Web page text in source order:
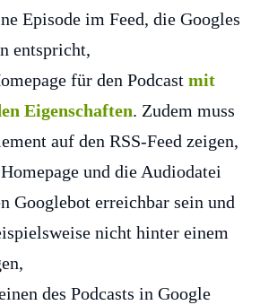
Episode im Feed, die Googles
entspricht,
für den Podcast mit
Eigenschaften. Zudem muss
auf den RSS-Feed zeigen,
und die Audiodatei
Googlebot erreichbar sein und
nicht hinter einem
des Podcasts in Google